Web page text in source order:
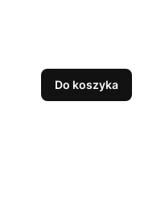
Do koszyka